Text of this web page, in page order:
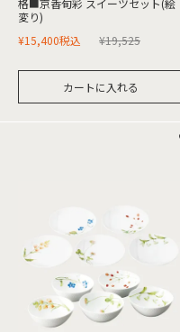
変り)
¥19,525
¥15,400税込
カートに入れる